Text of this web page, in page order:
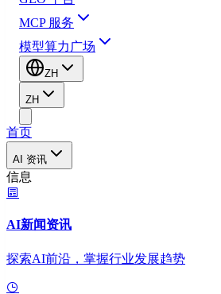
MCP 服务
模型算力广场
ZH
ZH
首页
AI 资讯
信息
AI新闻资讯
探索AI前沿，掌握行业发展趋势